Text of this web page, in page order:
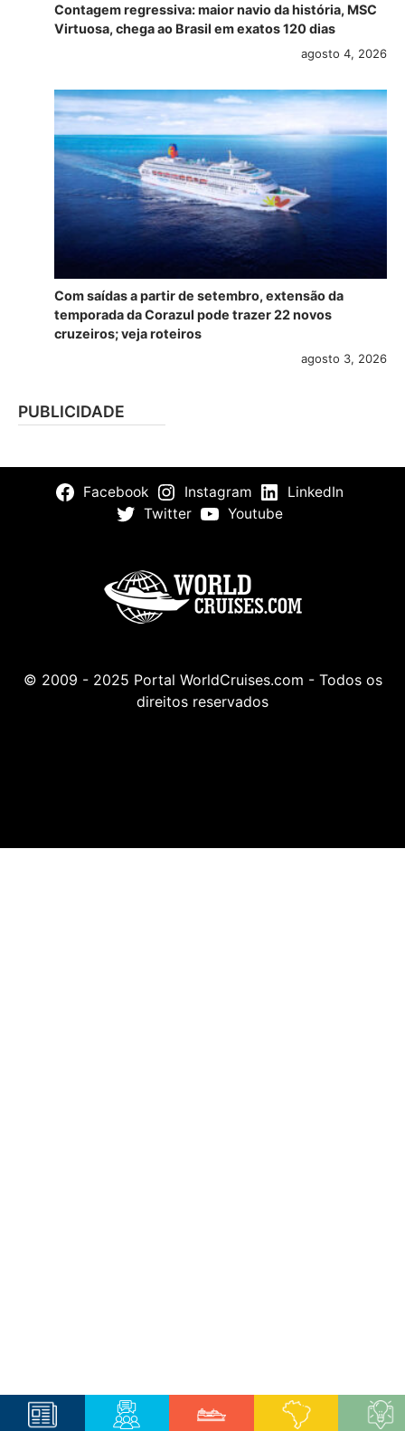
Contagem regressiva: maior navio da história, MSC
Virtuosa, chega ao Brasil em exatos 120 dias
agosto 4, 2026
Com saídas a partir de setembro, extensão da
temporada da Corazul pode trazer 22 novos
cruzeiros; veja roteiros
agosto 3, 2026
PUBLICIDADE
Facebook Instagram
LinkedIn
Twitter
Youtube
© 2009 - 2025 Portal WorldCruises.com - Todos os
direitos reservados